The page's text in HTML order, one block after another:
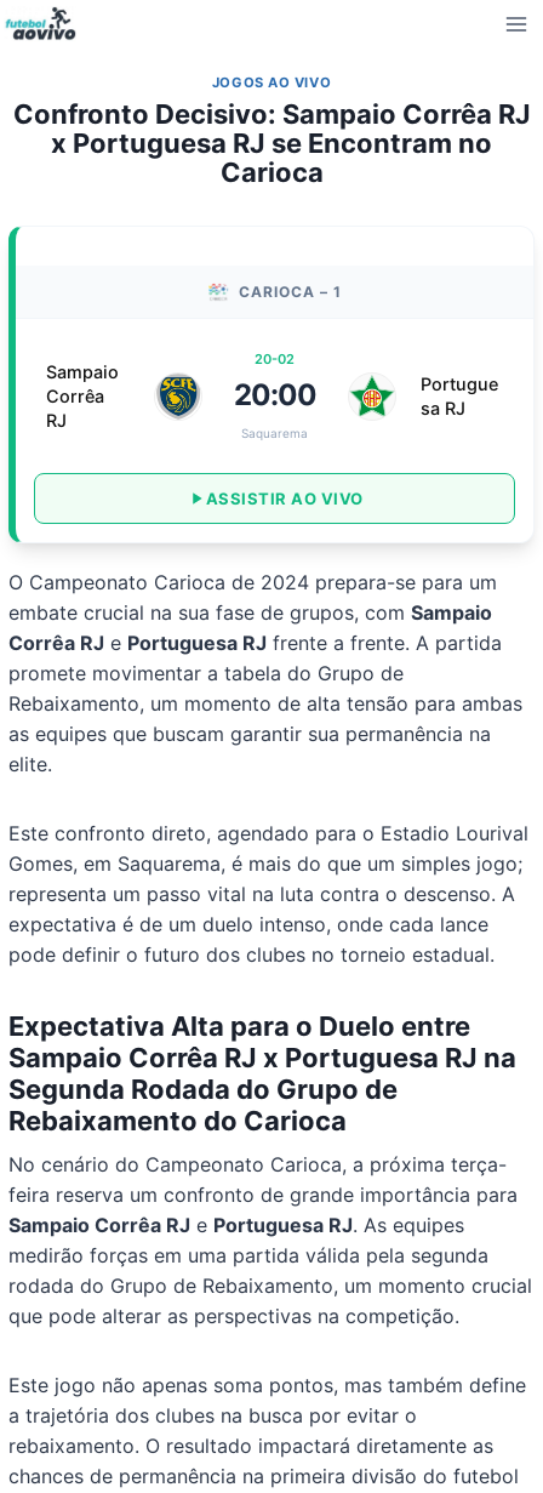
Pular
para
Conteúdo
JOGOS AO VIVO
Confronto Decisivo: Sampaio Corrêa RJ
x Portuguesa RJ se Encontram no
Carioca
CARIOCA – 1
Sampaio
Corrêa
RJ
20-02
20:00
Saquarema
Portugue
sa RJ
ASSISTIR AO VIVO
O Campeonato Carioca de 2024 prepara-se para um
embate crucial na sua fase de grupos, comSampaio
Corrêa RJ e Portuguesa RJ frente a frente. A partida
promete movimentar a tabela do Grupo de
Rebaixamento, um momento de alta tensão para ambas
as equipes que buscam garantir sua permanência na
elite.
Este confronto direto, agendado para o Estadio Lourival
Gomes, em Saquarema, é mais do que um simples jogo;
representa um passo vital na luta contra o descenso. A
expectativa é de um duelo intenso, onde cada lance
pode definir o futuro dos clubes no torneio estadual.
Expectativa Alta para o Duelo entre
Sampaio Corrêa RJ x Portuguesa RJ na
Segunda Rodada do Grupo de
Rebaixamento do Carioca
No cenário do Campeonato Carioca, a próxima terça-
feira reserva um confronto de grande importância para
Sampaio Corrêa RJ e Portuguesa RJ. As equipes
medirão forças em uma partida válida pela segunda
rodada do Grupo de Rebaixamento, um momento crucial
que pode alterar as perspectivas na competição.
Este jogo não apenas soma pontos, mas também define
a trajetória dos clubes na busca por evitar o
rebaixamento. O resultado impactará diretamente as
chances de permanência na primeira divisão do futebol